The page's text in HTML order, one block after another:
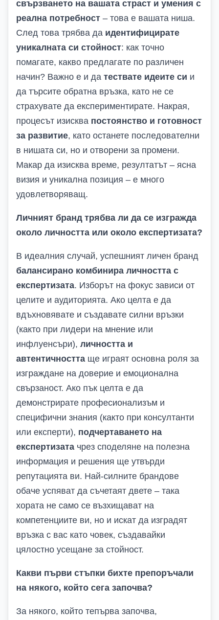
свързването на вашата страст и умения с
реална потребност – това е вашата ниша.
След това трябва да идентифицирате
уникалната си стойност: как точно
помагате, какво предлагате по различен
начин? Важно е и да тествате идеите си и
да търсите обратна връзка, като не се
страхувате да експериментирате. Накрая,
процесът изисква постоянство и готовност
за развитие, като останете последователни
в нишата си, но и отворени за промени.
Макар да изисква време, резултатът – ясна
визия и уникална позиция – е много
удовлетворяващ.
Личният бранд трябва ли да се изгражда
около личността или около експертизата?
В идеалния случай, успешният личен бранд
балансирано комбинира личността с
експертизата. Изборът на фокус зависи от
целите и аудиторията. Ако целта е да
вдъхновявате и създавате силни връзки
(както при лидери на мнение или
инфлуенсъри), личността и
автентичността ще играят основна роля за
изграждане на доверие и емоционална
свързаност. Ако пък целта е да
демонстрирате професионализъм и
специфични знания (както при консултанти
или експерти), подчертаването на
експертизата чрез споделяне на полезна
информация и решения ще утвърди
репутацията ви. Най-силните брандове
обаче успяват да съчетаят двете – така
хората не само се възхищават на
компетенциите ви, но и искат да изградят
връзка с вас като човек, създавайки
цялостно усещане за стойност.
Какви първи стъпки бихте препоръчали
на някого, който сега започва?
За някого, който тепърва започва,